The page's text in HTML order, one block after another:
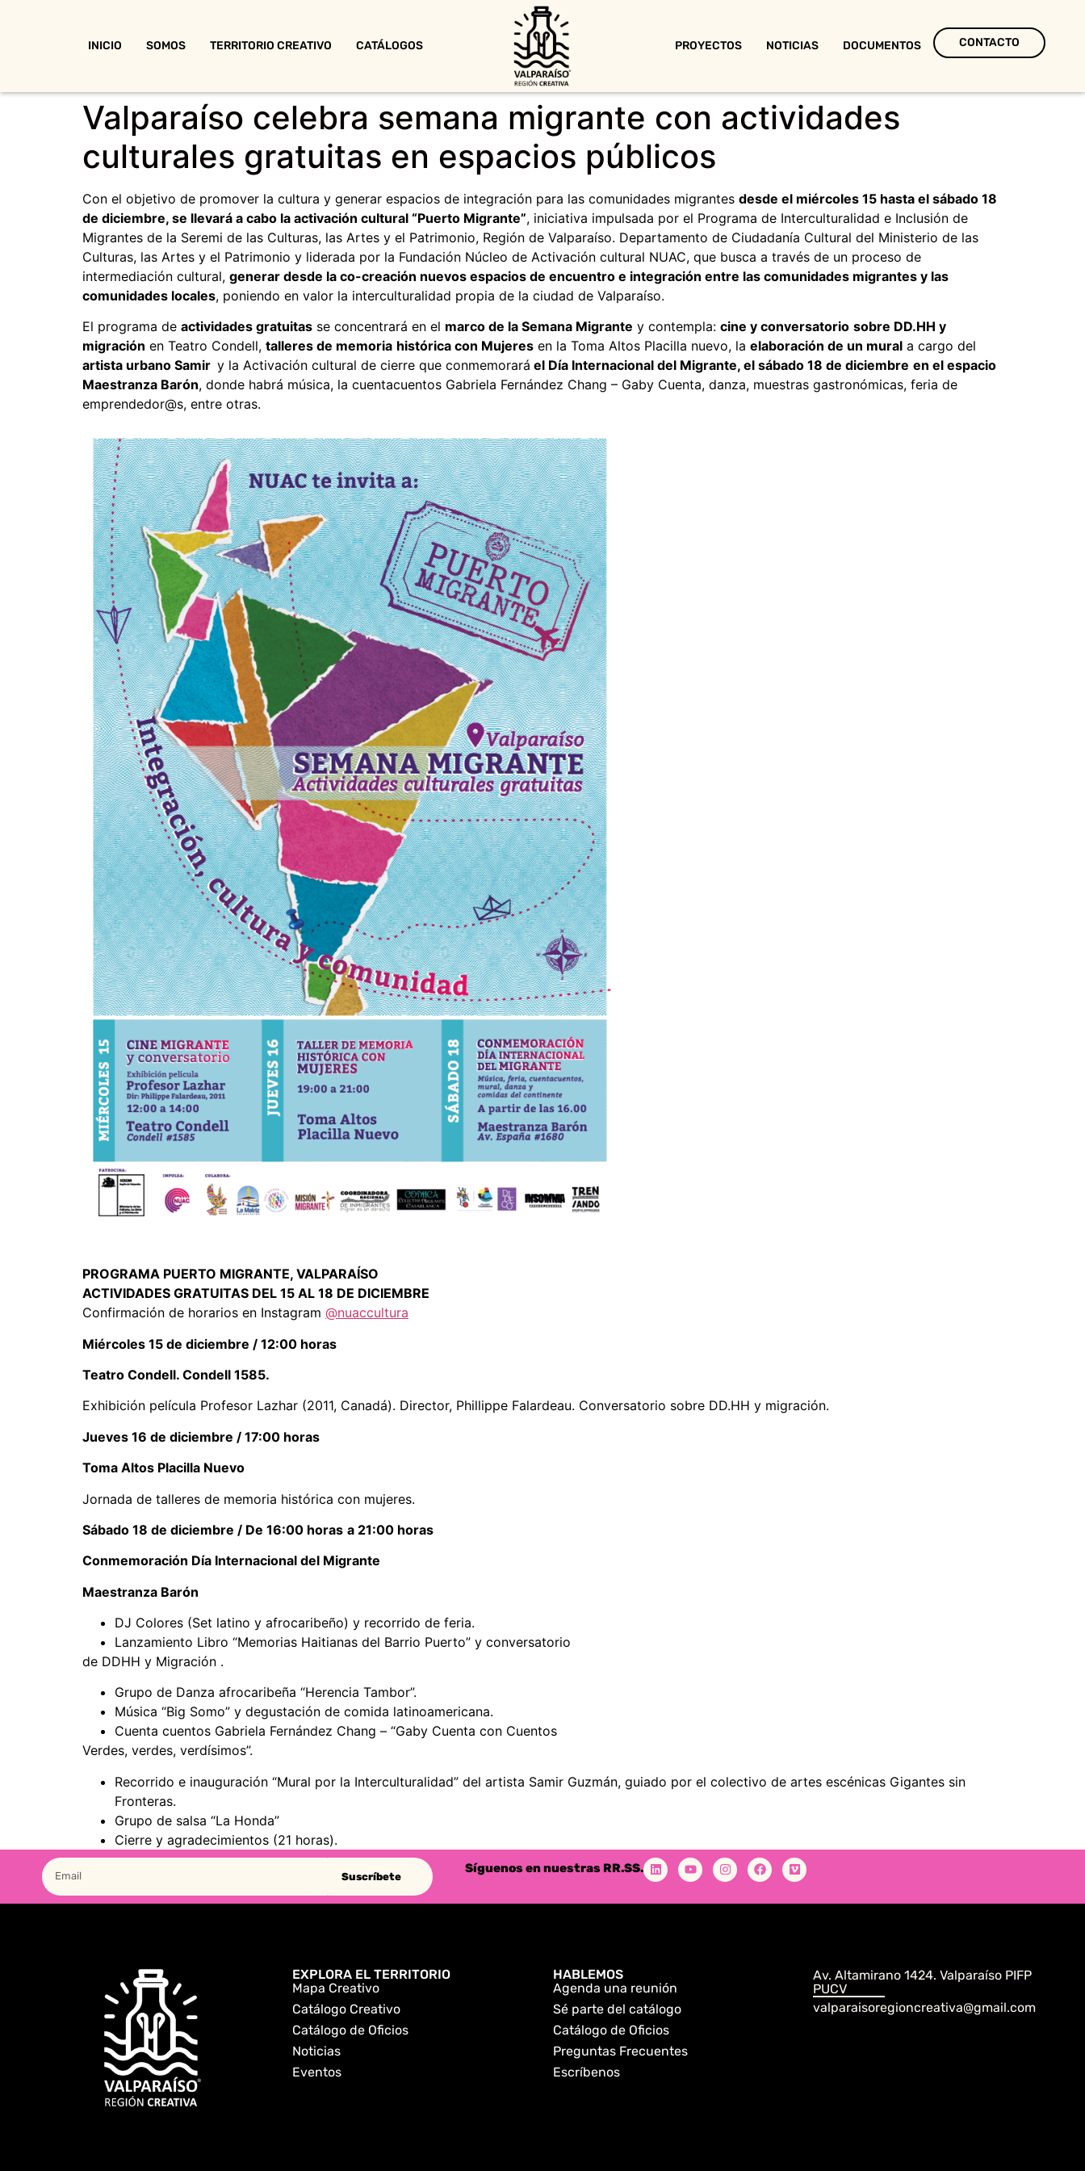
INICIO SOMOS TERRITORIO CREATIVO CATÁLOGOS PROYECTOS NOTICIAS DOCUMENTOS CONTACTO
Valparaíso celebra semana migrante con actividades
culturales gratuitas en espacios públicos
Con el objetivo de promover la cultura y generar espacios de integración para las comunidades migrantes desde el miércoles 15 hasta el sábado 18
de diciembre, se llevará a cabo la activación cultural “Puerto Migrante”, iniciativa impulsada por el Programa de Interculturalidad e Inclusión de
Migrantes de la Seremi de las Culturas, las Artes y el Patrimonio, Región de Valparaíso. Departamento de Ciudadanía Cultural del Ministerio de las
Culturas, las Artes y el Patrimonio y liderada por la Fundación Núcleo de Activación cultural NUAC, que busca a través de un proceso de
intermediación cultural, generar desde la co-creación nuevos espacios de encuentro e integración entre las comunidades migrantes y las
comunidades locales, poniendo en valor la interculturalidad propia de la ciudad de Valparaíso.
El programa de actividades gratuitas se concentrará en el marco de la Semana Migrante y contempla: cine y conversatorio sobre DD.HH y
migración en Teatro Condell, talleres de memoria histórica con Mujeres en la Toma Altos Placilla nuevo, la elaboración de un mural a cargo del
artista urbano Samir y la Activación cultural de cierre que conmemorará el Día Internacional del Migrante, el sábado 18 de diciembre en el espacio
Maestranza Barón, donde habrá música, la cuentacuentos Gabriela Fernández Chang – Gaby Cuenta, danza, muestras gastronómicas, feria de
emprendedor@s, entre otras.
PROGRAMA PUERTO MIGRANTE, VALPARAÍSO
ACTIVIDADES GRATUITAS DEL 15 AL 18 DE DICIEMBRE
Confirmación de horarios en Instagram @nuaccultura
Miércoles 15 de diciembre / 12:00 horas
Teatro Condell. Condell 1585.
Exhibición película Profesor Lazhar (2011, Canadá). Director, Phillippe Falardeau. Conversatorio sobre DD.HH y migración.
Jueves 16 de diciembre / 17:00 horas
Toma Altos Placilla Nuevo
Jornada de talleres de memoria histórica con mujeres.
Sábado 18 de diciembre / De 16:00 horas a 21:00 horas
Conmemoración Día Internacional del Migrante
Maestranza Barón
DJ Colores (Set latino y afrocaribeño) y recorrido de feria.
Lanzamiento Libro “Memorias Haitianas del Barrio Puerto” y conversatorio
de DDHH y Migración .
Grupo de Danza afrocaribeña “Herencia Tambor”.
Música “Big Somo” y degustación de comida latinoamericana.
Cuenta cuentos Gabriela Fernández Chang – “Gaby Cuenta con Cuentos
Verdes, verdes, verdísimos”.
Recorrido e inauguración “Mural por la Interculturalidad” del artista Samir Guzmán, guiado por el colectivo de artes escénicas Gigantes sin
Fronteras.
Grupo de salsa “La Honda”
Cierre y agradecimientos (21 horas).
Suscríbete
Síguenos en nuestras RR.SS.
EXPLORA EL TERRITORIO
Mapa Creativo
Catálogo Creativo
Catálogo de Oficios
Noticias
Eventos
HABLEMOS
Agenda una reunión
Sé parte del catálogo
Catálogo de Oficios
Preguntas Frecuentes
Escríbenos
Av. Altamirano 1424. Valparaíso PIFP
PUCV
valparaisoregioncreativa@gmail.com